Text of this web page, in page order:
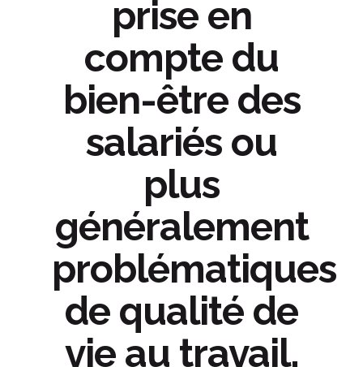
prise en
compte du
bien-être des
salariés ou
plus
généralement
problématiques
de qualité de
vie au travail,